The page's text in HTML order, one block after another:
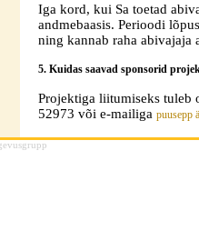
Iga kord, kui Sa toetad
andmebaasis. Perioodi
ning kannab raha abivajaja
5. Kuidas saavad sponsorid
Projektiga liitumiseks tuleb
52973 või e-mailiga puusepp